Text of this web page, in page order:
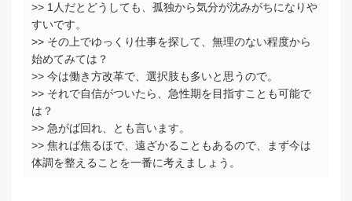
>> 1人だとどうしても、孤独から気分が沈みがちになりや
すいです。
>> その上でゆっくり仕事を探して、無理のない程度から
始めてみては？
>> 今は働き方改革で、選択肢も多いと思うので。
>> それで自信がついたら、急性期を目指すことも可能で
は？
>> 急がば回れ、とも言います。
>> 焦れば焦るほで、遠ざかることもあるので、まず今は
体調を整えることを一番に考えましょう。